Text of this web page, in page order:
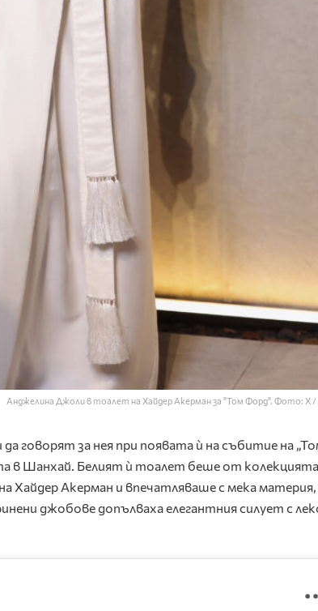
Анджелина Джоли в тоалет на Хайдер Акерман за "Том Форд". Фото: X /
говорят за нея при появата ѝ на събитие на
в Шанхай. Белият ѝ тоалет беше от
Хайдер Акерман и впечатляваше с мека материя,
джобове допълваха елегантния силует с